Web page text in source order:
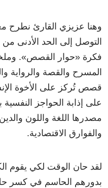
وهنا عزيزي القارئ نطرح
التوصل إلى الحد الأدنى
فكرة «حوار القصص».
المسرح والقصة والرواية
قصص تُركز على الأخوة
على إذابة الحواجز النفسية
مصدرها اللغة واللون
والفوارق الاقتصادية.
لقد حان الوقت لكي يقوم
بدورهم الحاسم في كسر